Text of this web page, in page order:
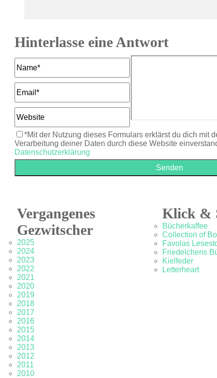
Hinterlasse eine Antwort
*Mit der Nutzung dieses Formulars erklärst du dich mit
Verarbeitung deiner Daten durch diese Website
Datenschutzerklärung
Vergangenes
Gezwitscher
2025
2024
2023
2022
2021
2020
2019
2018
2017
2016
2015
2014
2013
2012
2011
2010
Klick &
Bücherkaffee
Collection of
Favolas
Friedelchens
Kielfeder
Letterheart